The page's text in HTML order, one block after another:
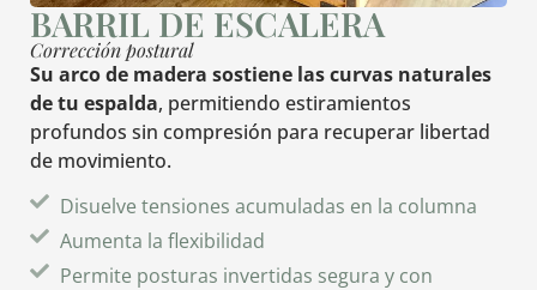
BARRIL DE ESCALERA
Corrección postural
Su arco de madera sostiene las curvas naturales
de tu espalda, permitiendo estiramientos
profundos sin compresión para recuperar libertad
de movimiento.
Disuelve tensiones acumuladas en la columna
Aumenta la flexibilidad
Permite posturas invertidas segura y con